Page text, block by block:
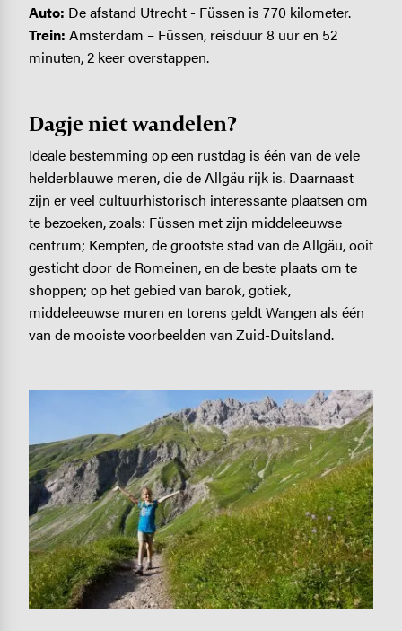
Auto: De afstand Utrecht - Füssen is 770 kilometer.
Trein: Amsterdam – Füssen, reisduur 8 uur en 52
minuten, 2 keer overstappen.
Dagje niet wandelen?
Ideale bestemming op een rustdag is één van de vele
helderblauwe meren, die de Allgäu rijk is. Daarnaast
zijn er veel cultuurhistorisch interessante plaatsen om
te bezoeken, zoals: Füssen met zijn middeleeuwse
centrum; Kempten, de grootste stad van de Allgäu, ooit
gesticht door de Romeinen, en de beste plaats om te
shoppen; op het gebied van barok, gotiek,
middeleeuwse muren en torens geldt Wangen als één
van de mooiste voorbeelden van Zuid-Duitsland.